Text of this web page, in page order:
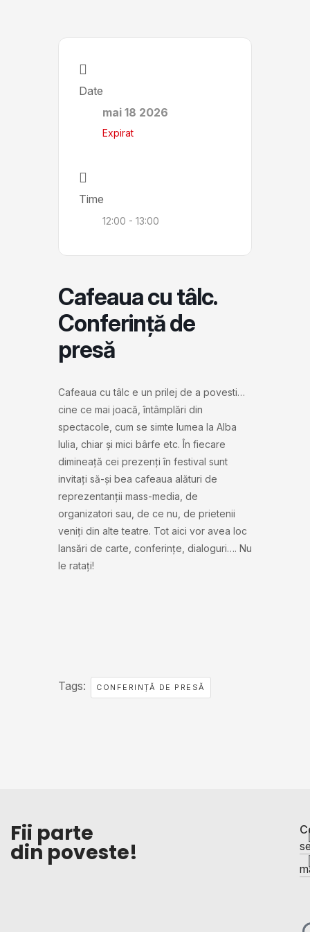
Date
mai 18 2026
Expirat
Time
12:00 - 13:00
Cafeaua cu tâlc.
Conferință de
presă
Cafeaua cu tâlc e un prilej de a povesti…
cine ce mai joacă, întâmplări din
spectacole, cum se simte lumea la Alba
Iulia, chiar și mici bârfe etc. În fiecare
dimineață cei prezenți în festival sunt
invitați să-și bea cafeaua alături de
reprezentanții mass-media, de
organizatori sau, de ce nu, de prietenii
veniți din alte teatre. Tot aici vor avea loc
lansări de carte, conferințe, dialoguri…. Nu
le ratați!
Tags: CONFERINȚĂ DE PRESĂ
Fii parte
din poveste!